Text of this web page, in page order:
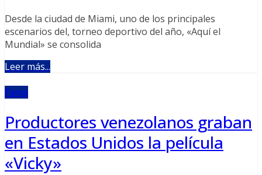
Desde la ciudad de Miami, uno de los principales
escenarios del, torneo deportivo del año, «Aquí el
Mundial» se consolida
Leer más...
Fama
Productores venezolanos graban
en Estados Unidos la película
«Vicky»